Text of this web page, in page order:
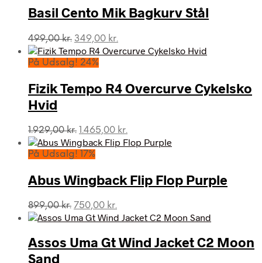
Basil Cento Mik Bagkurv Stål
499,00kr. Den
oprindelige
pris
499,00 kr..
349,00 kr.
aktuelle
349,00 kr..
På Udsalg! 24%
Fizik Tempo R4 Overcurve Cykelsko
Hvid
1.929,00kr. Den
oprindelige
pris
1.929,00 kr..
1.465,00 kr.
aktuelle
1.465,00 kr..
På Udsalg! 17%
Abus Wingback Flip Flop Purple
899,00kr. Den
oprindelige
var:
899,00 kr..
750,00 kr.
aktuelle
er:
750,00 kr..
Assos Uma Gt Wind Jacket C2 Moon
Sand